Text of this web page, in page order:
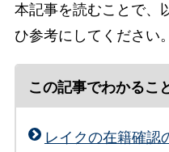
本記事を読むことで、
ひ参考にしてください。
この記事でわかるこ
レイクの在籍確認